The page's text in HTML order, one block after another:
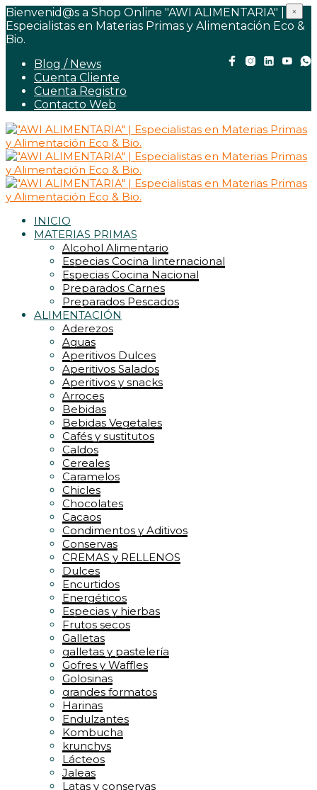
Bienvenid@s a Shop Online "AWI ALIMENTARIA" |
Especialistas en Materias Primas y Alimentación Eco &
Bio.
Blog / News
Cuenta Cliente
Cuenta Registro
Contacto Web
INICIO
MATERIAS PRIMAS
Alcohol Alimentario
Especias Cocina Iinternacional
Especias Cocina Nacional
Preparados Carnes
Preparados Pescados
ALIMENTACIÓN
Aderezos
Aguas
Aperitivos Dulces
Aperitivos Salados
Aperitivos y snacks
Arroces
Bebidas
Bebidas Vegetales
Cafés y sustitutos
Caldos
Cereales
Caramelos
Chicles
Chocolates
Cacaos
Condimentos y Aditivos
Conservas
CREMAS y RELLENOS
Dulces
Encurtidos
Energéticos
Especias y hierbas
Frutos secos
Galletas
galletas y pastelería
Gofres y Waffles
Golosinas
grandes formatos
Harinas
Endulzantes
Kombucha
krunchys
Lácteos
Jaleas
Latas y conservas
×